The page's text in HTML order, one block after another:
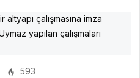
593